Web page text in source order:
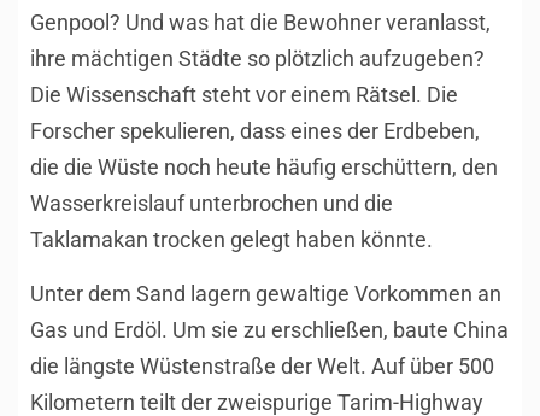
Genpool? Und was hat die Bewohner veranlasst,
ihre mächtigen Städte so plötzlich aufzugeben?
Die Wissenschaft steht vor einem Rätsel. Die
Forscher spekulieren, dass eines der Erdbeben,
die die Wüste noch heute häufig erschüttern, den
Wasserkreislauf unterbrochen und die
Taklamakan trocken gelegt haben könnte.
Unter dem Sand lagern gewaltige Vorkommen an
Gas und Erdöl. Um sie zu erschließen, baute China
die längste Wüstenstraße der Welt. Auf über 500
Kilometern teilt der zweispurige Tarim-Highway